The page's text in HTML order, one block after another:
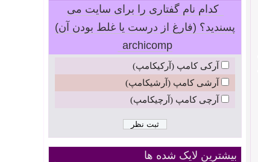
کدام نام گفتاری را برای سایت می
پسندید؟ (فارغ از درست یا غلط بودن آن)
archicomp
آرکی کامپ (آرکیکامپ)
آرشی کامپ (آرشیکامپ)
آرچی کامپ (آرچیکامپ)
بیشترین لایک شده ها